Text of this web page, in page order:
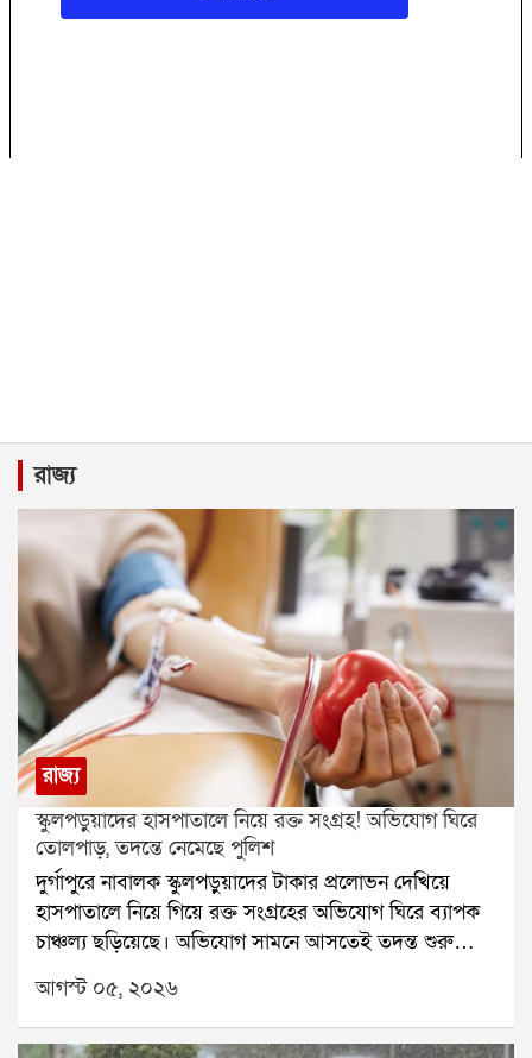
রাজ্য
রাজ্য
স্কুলপড়ুয়াদের হাসপাতালে নিয়ে রক্ত সংগ্রহ! অভিযোগ ঘিরে
তোলপাড়, তদন্তে নেমেছে পুলিশ
দুর্গাপুরে নাবালক স্কুলপড়ুয়াদের টাকার প্রলোভন দেখিয়ে
হাসপাতালে নিয়ে গিয়ে রক্ত সংগ্রহের অভিযোগ ঘিরে ব্যাপক
চাঞ্চল্য ছড়িয়েছে। অভিযোগ সামনে আসতেই তদন্ত শুরু
করেছে পুলিশ। একই সঙ্গে এই ঘটনার সঙ্গে কারা জড়িত, তা
খতিয়ে দেখা হচ্ছে।অভিযোগ, দুর্গাপুরের ইস্পাত নগরীর একটি
বেসরকারি স্কুলের তিন নাবালক পড়ুয়াকে টাকার লোভ দেখিয়ে
আগস্ট ০৫, ২০২৬